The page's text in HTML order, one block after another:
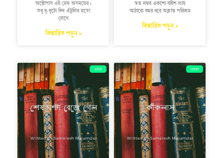
অক্টোপাস এই মেঘ অসময়ের।
তবু দু-দুটো দিন এঁটুলির মতো
লেগে
বিস্তারিত পড়ুন »
স্বপ্ন নম্বর একশো বাইশ প্রায়
আঠারো বছর ধরে অক্লান্ত পরিশ্রম
বিস্তারিত পড়ুন »
ছোটগল্প ছোটগল্প